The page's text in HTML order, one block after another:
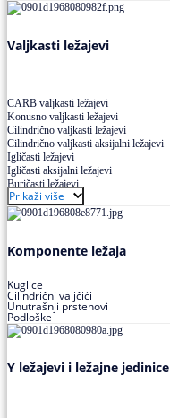
Valjkasti ležajevi
CARB valjkasti ležajevi
Konusno valjkasti ležajevi
Cilindrično valjkasti ležajevi
Cilindrično valjkasti aksijalni ležajevi
Igličasti ležajevi
Igličasti aksijalni ležajevi
Buričasti ležajevi
Buričasti zaptiveni ležajevi
Buričasti aksijalni ležajevi
Prikaži više
Komponente ležaja
Kuglice
Cilindrični valjčići
Unutrašnji prstenovi
Podloške
Y ležajevi i ležajne jedinice